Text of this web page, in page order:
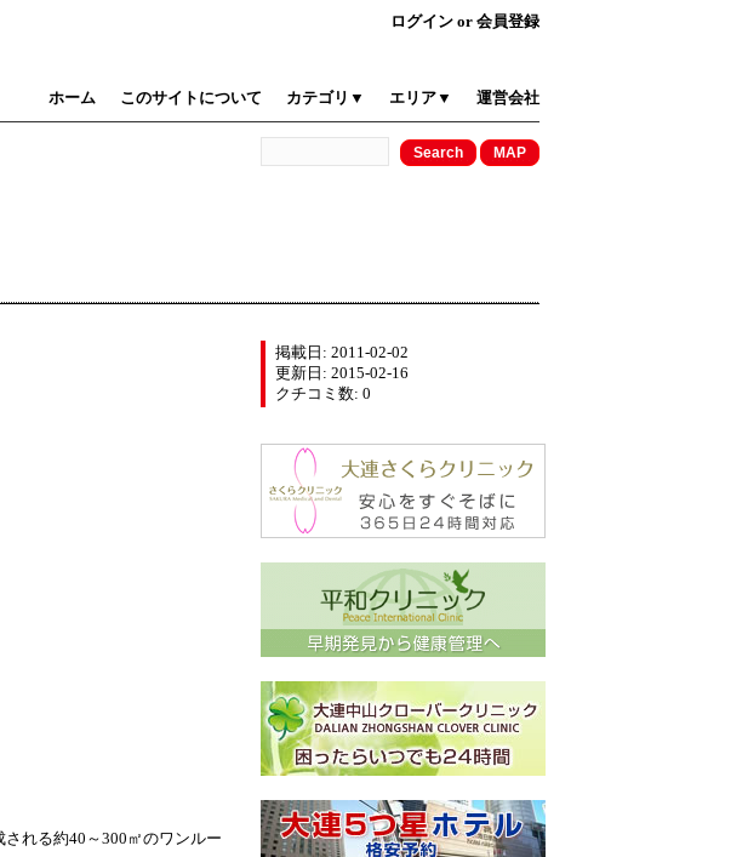
ログイン or 会員登録
ホーム
このサイトについて カテゴリ▼ エリア▼ 運営会社
れる約40～300㎡のワンルー
掲載日: 2011-02-02
更新日: 2015-02-16
クチコミ数: 0